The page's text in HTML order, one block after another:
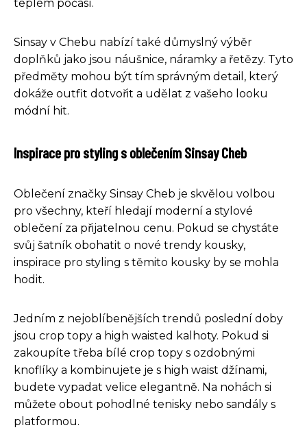
teplém počasí.
Sinsay v Chebu nabízí také důmyslný výběr
doplňků jako jsou náušnice, náramky a řetězy. Tyto
předměty mohou být tím správným detail, který
dokáže outfit dotvořit a udělat z vašeho looku
módní hit.
Inspirace pro styling s oblečením Sinsay Cheb
Oblečení značky Sinsay Cheb je skvělou volbou
pro všechny, kteří hledají moderní a stylové
oblečení za přijatelnou cenu. Pokud se chystáte
svůj šatník obohatit o nové trendy kousky,
inspirace pro styling s těmito kousky by se mohla
hodit.
Jedním z nejoblíbenějších trendů poslední doby
jsou crop topy a high waisted kalhoty. Pokud si
zakoupíte třeba bílé crop topy s ozdobnými
knoflíky a kombinujete je s high waist džínami,
budete vypadat velice elegantně. Na nohách si
můžete obout pohodlné tenisky nebo sandály s
platformou.